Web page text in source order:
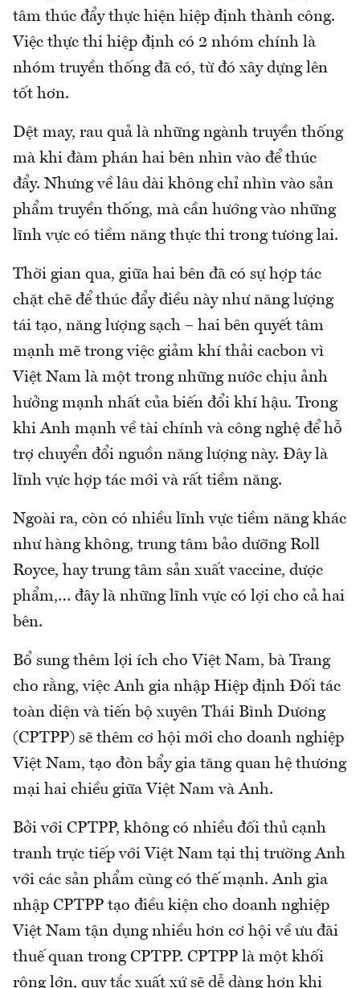
tâm thúc đẩy thực hiện hiệp định thành công.
Việc thực thi hiệp định có 2 nhóm chính là
nhóm truyền thống đã có, từ đó xây dựng lên
tốt hơn.
Dệt may, rau quả là những ngành truyền thống
mà khi đàm phán hai bên nhìn vào để thúc
đẩy. Nhưng về lâu dài không chỉ nhìn vào sản
phẩm truyền thống, mà cần hướng vào những
lĩnh vực có tiềm năng thực thi trong tương lai.
Thời gian qua, giữa hai bên đã có sự hợp tác
chặt chẽ để thúc đẩy điều này như năng lượng
tái tạo, năng lượng sạch – hai bên quyết tâm
mạnh mẽ trong việc giảm khí thải cacbon vì
Việt Nam là một trong những nước chịu ảnh
hưởng mạnh nhất của biến đổi khí hậu. Trong
khi Anh mạnh về tài chính và công nghệ để hỗ
trợ chuyển đổi nguồn năng lượng này. Đây là
lĩnh vực hợp tác mới và rất tiềm năng.
Ngoài ra, còn có nhiều lĩnh vực tiềm năng khác
như hàng không, trung tâm bảo dưỡng Roll
Royce, hay trung tâm sản xuất vaccine, dược
phẩm,… đây là những lĩnh vực có lợi cho cả hai
bên.
Bổ sung thêm lợi ích cho Việt Nam, bà Trang
cho rằng, việc Anh gia nhập Hiệp định Đối tác
toàn diện và tiến bộ xuyên Thái Bình Dương
(CPTPP) sẽ thêm cơ hội mới cho doanh nghiệp
Việt Nam, tạo đòn bẩy gia tăng quan hệ thương
mại hai chiều giữa Việt Nam và Anh.
Bởi với CPTPP, không có nhiều đối thủ cạnh
tranh trực tiếp với Việt Nam tại thị trường Anh
với các sản phẩm cùng có thế mạnh. Anh gia
nhập CPTPP tạo điều kiện cho doanh nghiệp
Việt Nam tận dụng nhiều hơn cơ hội về ưu đãi
thuế quan trong CPTPP. CPTPP là một khối
rộng lớn, quy tắc xuất xứ sẽ dễ dàng hơn khi